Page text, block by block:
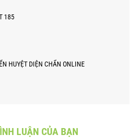
185
HUYỆT DIỆN CHẨN ONLINE
LUẬN CỦA BẠN